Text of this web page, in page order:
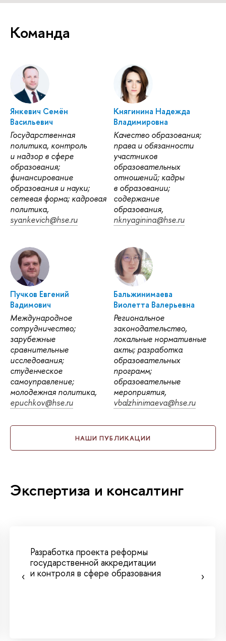
Команда
Янкевич Семён
Васильевич
Государственная
политика, контроль
и надзор в сфере
образования;
финансирование
образования и науки;
сетевая форма; кадровая
политика,
syankevich@hse.ru
Княгинина Надежда
Владимировна
Качество образования;
права и обязанности
участников
образовательных
отношений; кадры
в образовании;
содержание
образования,
nknyaginina@hse.ru
Пучков Евгений
Вадимович
Международное
сотрудничество;
зарубежные
сравнительные
исследования;
студенческое
самоуправление;
молодежная политика,
epuchkov@hse.ru
Бальжинимаева
Виолетта Валерьевна
Региональное
законодательство,
локальные нормативные
акты; разработка
образовательных
программ;
образовательные
мероприятия,
vbalzhinimaeva@hse.ru
НАШИ ПУБЛИКАЦИИ
Экспертиза и консалтинг
Разработка проекта реформы
государственной аккредитации
и контроля в сфере образования
‹ ›